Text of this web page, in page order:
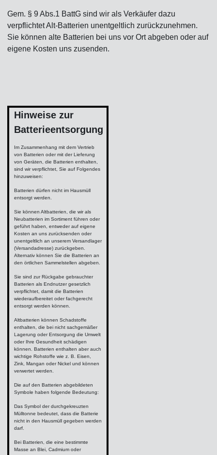
Gem. § 9 Abs.1 BattG sind wir als Verkäufer dazu
verpflichtet Alt-Batterien unentgeltlich zurückzunehmen.
Sie können alte Batterien bei uns vor Ort abgeben oder auf
eigene Kosten uns zusenden.
Hinweise zur
Batterieentsorgung
Im Zusammenhang mit dem Vertrieb
von Batterien oder mit der Lieferung
von Geräten, die Batterien enthalten,
sind wir verpflichtet, Sie auf Folgendes
hinzuweisen:
Batterien dürfen nicht im Hausmüll
entsorgt werden.
Sie können Altbatterien, die wir als
Neubatterien im Sortiment führen oder
geführt haben, entweder auf eigene
Kosten an uns zurücksenden oder
unentgeltlich an unserem Versandlager
(Versandadresse) zurückgeben.
Alternativ können Sie die Batterien an
den örtlichen Sammelstellen abgeben.
Sie sind zur Rückgabe gebrauchter
Batterien als Endnutzer gesetzlich
verpflichtet, damit die Batterien
wiederaufbereitet oder fachgerecht
entsorgt werden können.
Altbatterien können Schadstoffe
enthalten, die bei nicht sachgemäßer
Lagerung oder Entsorgung die Umwelt
oder Ihre Gesundheit schädigen
können. Batterien enthalten aber auch
wichtige Rohstoffe wie z. B. Eisen,
Zink, Mangan oder Nickel und können
verwertet werden.
Die auf den Batterien abgebildeten
Symbole haben folgende Bedeutung:
Das Symbol der durchgekreuzten
Mülltonne bedeutet, dass die Batterie
nicht in den Hausmüll gegeben werden
darf.
Bei Batterien, die eine bestimmte
Masse an Blei, Cadmium oder